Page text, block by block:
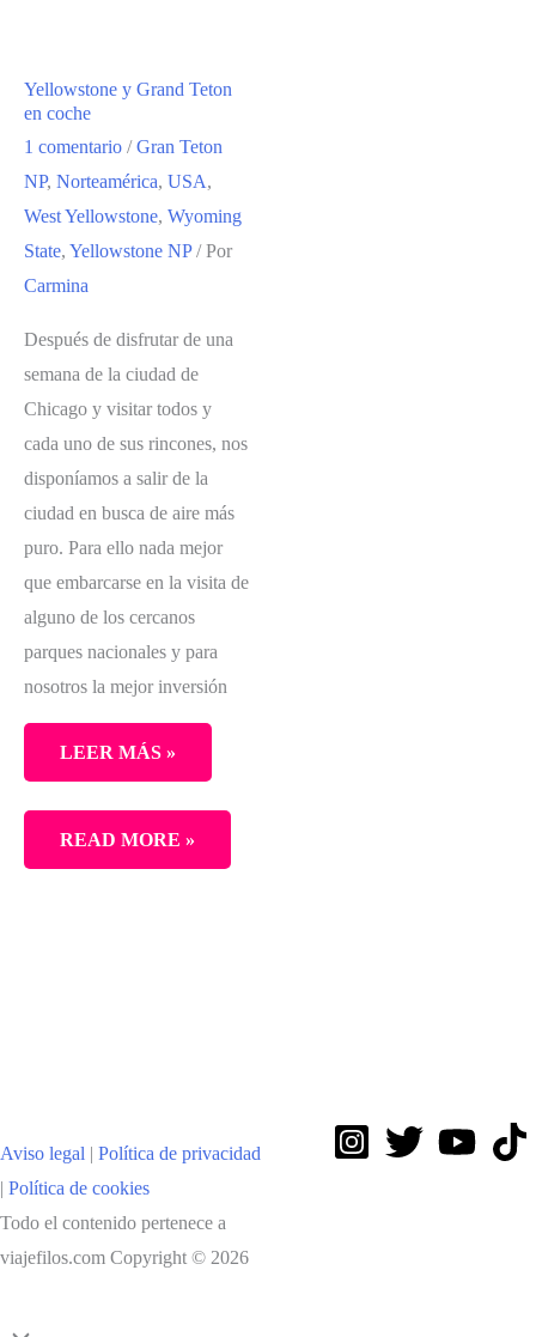
Yellowstone y Grand Teton
en coche
1 comentario /Gran Teton
NP, Norteamérica, USA,
West Yellowstone, Wyoming
State, Yellowstone NP/ Por
Carmina
Después de disfrutar de una
semana de la ciudad de
Chicago y visitar todos y
cada uno de sus rincones, nos
disponíamos a salir de la
ciudad en busca de aire más
puro. Para ello nada mejor
que embarcarse en la visita de
alguno de los cercanos
parques nacionales y para
nosotros la mejor inversión
LEER MÁS »
YELLOWSTONE
Y
READ MORE »
Aviso legal | Política de privacidad
| Política de cookies
Todo el contenido pertenece a
viajefilos.com Copyright © 2026